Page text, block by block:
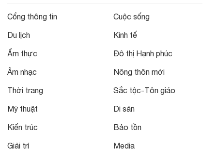
Cổng thông tin
Du lịch
Ẩm thực
Âm nhạc
Thời trang
Mỹ thuật
Kiến trúc
Giải trí
Cuộc sống
Kinh tế
Đô thị Hạnh phúc
Nông thôn mới
Sắc tộc-Tôn giáo
Di sản
Bảo tồn
Media